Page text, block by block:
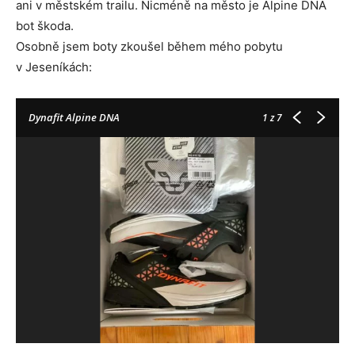
ani v městském trailu. Nicméně na město je Alpine DNA
bot škoda.
Osobně jsem boty zkoušel během mého pobytu
v Jeseníkách:
Dynafit Alpine DNA 1z 7